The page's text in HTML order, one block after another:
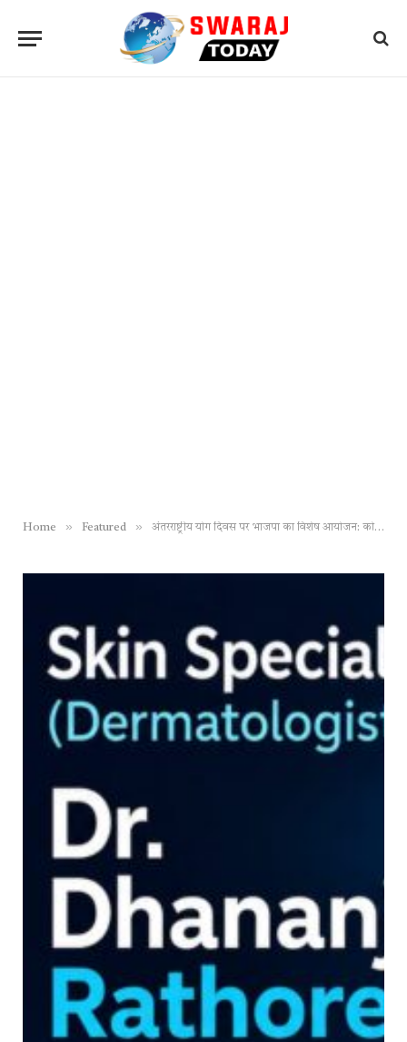
Home » Featured » अंतरराष्ट्रीय योग दिवस पर भाजपा का विशेष आयोजन: कोरबा के आशीर्वाद पॉइंट में गोपाल मोदी जी की अगुवाई में हुआ भव्य योग शिविर